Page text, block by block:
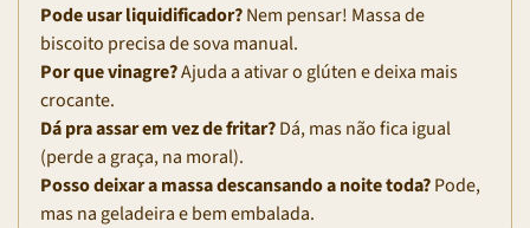
Pode usar liquidificador?Nem pensar! Massa de
biscoito precisa de sova manual.
Por que vinagre?Ajuda a ativar o glúten e deixa mais
crocante.
Dá pra assar em vez de fritar?Dá, mas não fica igual
(perde a graça, na moral).
Posso deixar a massa descansando a noite toda?Pode,
mas na geladeira e bem embalada.